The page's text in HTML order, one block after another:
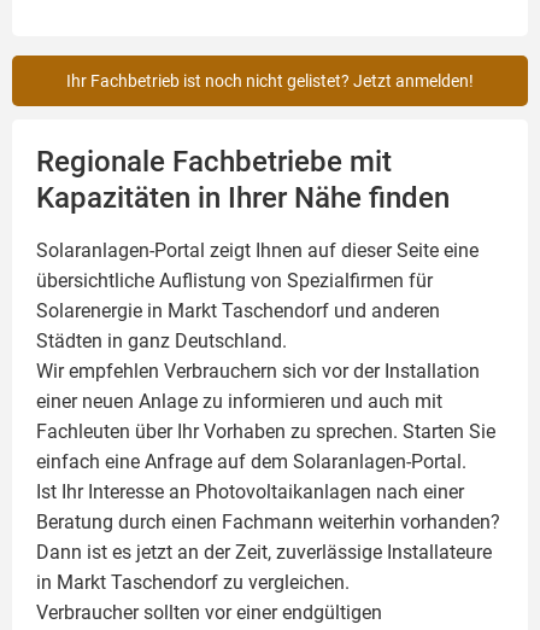
Ihr Fachbetrieb ist noch nicht gelistet? Jetzt anmelden!
Regionale Fachbetriebe mit
Kapazitäten in Ihrer Nähe finden
Solaranlagen-Portal zeigt Ihnen auf dieser Seite eine
übersichtliche Auflistung von Spezialfirmen für
Solarenergie in Markt Taschendorf und anderen
Städten in ganz Deutschland.
Wir empfehlen Verbrauchern sich vor der Installation
einer neuen Anlage zu informieren und auch mit
Fachleuten über Ihr Vorhaben zu sprechen. Starten Sie
einfach eine Anfrage auf dem Solaranlagen-Portal.
Ist Ihr Interesse an Photovoltaikanlagen nach einer
Beratung durch einen Fachmann weiterhin vorhanden?
Dann ist es jetzt an der Zeit, zuverlässige Installateure
in Markt Taschendorf zu vergleichen.
Verbraucher sollten vor einer endgültigen